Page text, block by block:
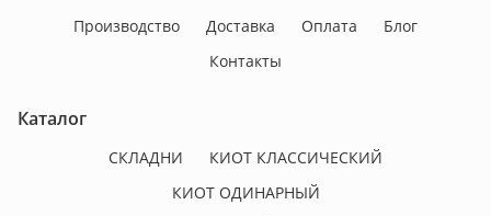
Производство Доставка Оплата
Блог
Контакты
Каталог
СКЛАДНИ
КИОТ КЛАССИЧЕСКИЙ
КИОТ ОДИНАРНЫЙ